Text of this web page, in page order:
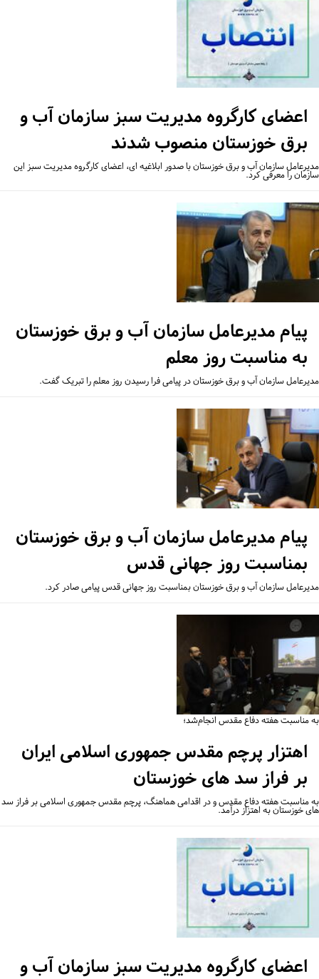
اعضای کارگروه مدیریت سبز سازمان آب و
برق خوزستان منصوب شدند
سازمان آب و برق خوزستان با صدور ابلاغیه ای، اعضای کارگروه مدیریت سبز این
را معرفی کرد.
پیام مدیرعامل سازمان آب و برق خوزستان
به مناسبت روز معلم
سازمان آب و برق خوزستان در پیامی فرا رسیدن روز معلم را تبریک گفت.
پیام مدیرعامل سازمان آب و برق خوزستان
بمناسبت روز جهانی قدس
سازمان آب و برق خوزستان بمناسبت روز جهانی قدس پیامی صادر کرد.
مناسبت هفته دفاع مقدس انجام‌شد؛
اهتزار پرچم‌ مقدس جمهوری اسلامی ایران
بر فراز سد های خوزستان
مناسبت هفته دفاع مقدس و در اقدامی هماهنگ، پرچم مقدس جمهوری اسلامی بر فراز سد
خوزستان به اهتزاز درآمد.
اعضای کارگروه مدیریت سبز سازمان آب و